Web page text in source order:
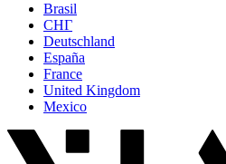
Brasil
СНГ
Deutschland
España
France
United Kingdom
Mexico